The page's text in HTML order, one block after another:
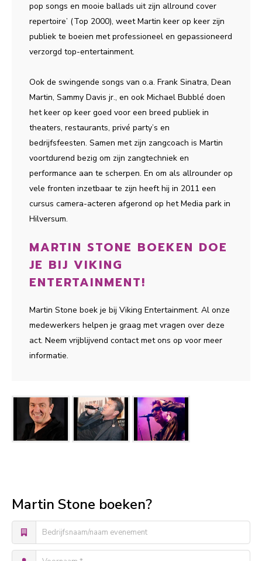
pop songs en mooie ballads uit zijn allround cover
repertoire’ (Top 2000), weet Martin keer op keer zijn
publiek te boeien met professioneel en gepassioneerd
verzorgd top-entertainment.
Ook de swingende songs van o.a. Frank Sinatra, Dean
Martin, Sammy Davis jr., en ook Michael Bubblé doen
het keer op keer goed voor een breed publiek in
theaters, restaurants, privé party’s en
bedrijfsfeesten. Samen met zijn zangcoach is Martin
voortdurend bezig om zijn zangtechniek en
performance aan te scherpen. En om als allrounder op
vele fronten inzetbaar te zijn heeft hij in 2011 een
cursus camera-acteren afgerond op het Media park in
Hilversum.
MARTIN STONE BOEKEN DOE
JE BIJ VIKING
ENTERTAINMENT!
Martin Stone boek je bij Viking Entertainment. Al onze
medewerkers helpen je graag met vragen over deze
act. Neem vrijblijvend contact met ons op voor meer
informatie.
Martin Stone boeken?